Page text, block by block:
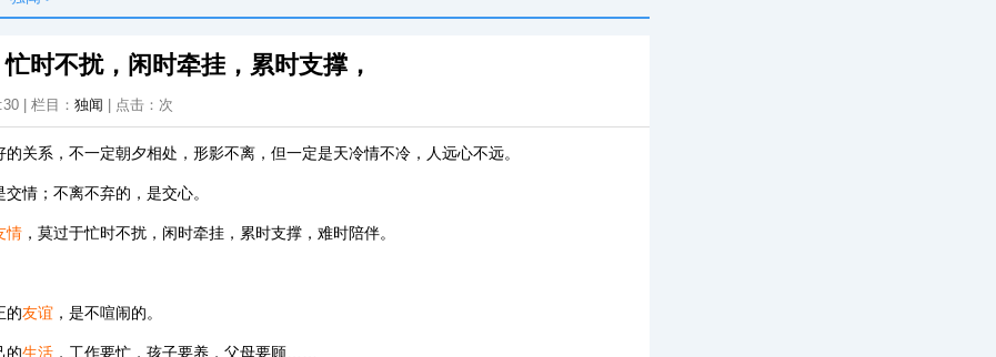
时不扰，闲时牵挂，累时支撑，
| 栏目： 独闻 | 点击： 次
关系，不一定朝夕相处，形影不离，但一定是天冷情不冷，人远心不远。
情；不离不弃的，是交心。
情 ，莫过于忙时不扰，闲时牵挂，累时支撑，难时陪伴。
的友谊 ，是不喧闹的。
的生活 ，工作要忙，孩子要养，父母要顾……